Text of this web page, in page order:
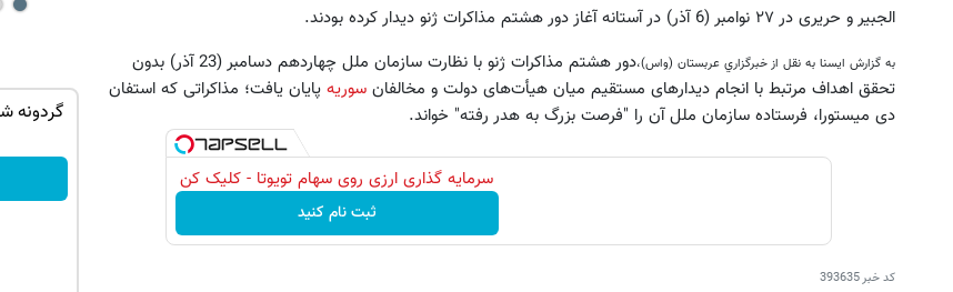
الجبیر و حریری در ۲۷ نوامبر (6 آذر) در آستانه آغاز دور هشتم مذاکرات ژنو دیدار کرده بودند.
به گزارش ایسنا به نقل از خبرگزاري عربستان (واس)،
دور هشتم مذاکرات ژنو با نظارت سازمان ملل چهاردهم دسامبر (23 آذر) بدون
تحقق اهداف مرتبط با انجام دیدارهای مستقیم میان هیأت‌های دولت و مخالفان سوریه پایان یافت؛ مذاکراتی که استفان
دی میستورا، فرستاده سازمان ملل آن را "فرصت بزرگ به هدر رفته" خواند.
سرمایه گذاری ارزی روی سهام تویوتا - کلیک کن
ثبت نام کنید
کد خبر393635
راه فروش خودروی شما 🚗
جای این پک تقویت موی جلبک توی حمومت
خرید محصول
اومدید! | فقط ۲۵ میلیون !
رزرورایگان نوبت